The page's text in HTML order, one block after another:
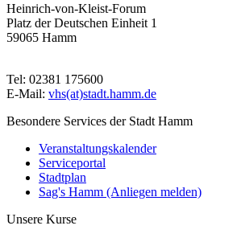
Heinrich-von-Kleist-Forum
Platz der Deutschen Einheit 1
59065 Hamm
Tel: 02381 175600
E-Mail: vhs(at)stadt.hamm.de
Besondere Services der Stadt Hamm
Veranstaltungskalender
Serviceportal
Stadtplan
Sag's Hamm (Anliegen melden)
Unsere Kurse